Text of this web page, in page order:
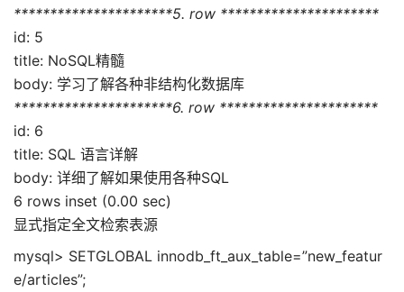
**********************5. row **********************
id: 5
title: NoSQL精髓
body: 学习了解各种非结构化数据库
**********************6. row **********************
id: 6
title: SQL 语言详解
body: 详细了解如果使用各种SQL
6 rows inset (0.00 sec)
显式指定全文检索表源
mysql> SETGLOBAL innodb_ft_aux_table=”new_featur
e/articles”;